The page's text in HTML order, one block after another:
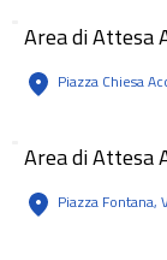
Area di Attesa
Piazza Chiesa
Area di Attesa
Piazza Fontana,